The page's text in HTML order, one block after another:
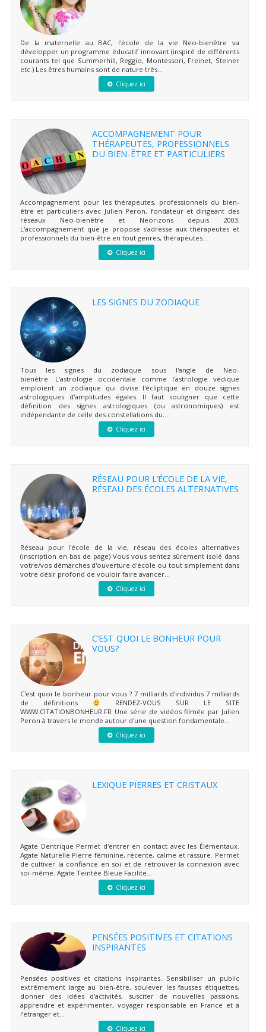
De la maternelle au BAC, l'école de la vie Neo-bienêtre va
développer un programme éducatif innovant (inspiré de différents
courants tel que Summerhill, Reggio, Montessori, Freinet, Steiner
etc.) Les êtres humains sont de nature très...
Cliquez ici
ACCOMPAGNEMENT POUR
THÉRAPEUTES, PROFESSIONNELS
DU BIEN-ÊTRE ET PARTICULIERS
Accompagnement pour les thérapeutes, professionnels du bien-
être et particuliers avec Julien Peron, fondateur et dirigeant des
réseaux Neo-bienêtre et Neorizons depuis 2003.
L'accompagnement que je propose s'adresse aux thérapeutes et
professionnels du bien-être en tout genres, thérapeutes...
Cliquez ici
LES SIGNES DU ZODIAQUE
Tous les signes du zodiaque sous l'angle de Neo-
bienêtre. L'astrologie occidentale comme l'astrologie védique
emploient un zodiaque qui divise l'écliptique en douze signes
astrologiques d'amplitudes égales. Il faut souligner que cette
définition des signes astrologiques (ou astronomiques) est
indépendante de celle des constellations du...
Cliquez ici
RÉSEAU POUR L’ÉCOLE DE LA VIE,
RÉSEAU DES ÉCOLES ALTERNATIVES
Réseau pour l'école de la vie, réseau des écoles alternatives
(inscription en bas de page) Vous vous sentez sûrement isolé dans
votre/vos démarches d'ouverture d'école ou tout simplement dans
votre désir profond de vouloir faire avancer...
Cliquez ici
C’EST QUOI LE BONHEUR POUR
VOUS?
C'est quoi le bonheur pour vous ? 7 milliards d'individus 7 milliards
de définitions
RENDEZ-VOUS SUR LE SITE
WWW.CITATIONBONHEUR.FR Une série de vidéos filmée par Julien
Peron à travers le monde autour d'une question fondamentale...
Cliquez ici
LEXIQUE PIERRES ET CRISTAUX
Agate Dentrique Permet d'entrer en contact avec les Élémentaux.
Agate Naturelle Pierre féminine, récente, calme et rassure. Permet
de cultiver la confiance en soi et de retrouver la connexion avec
soi-même. Agate Teintée Bleue Facilite...
Cliquez ici
PENSÉES POSITIVES ET CITATIONS
INSPIRANTES
Pensées positives et citations inspirantes. Sensibiliser un public
extrêmement large au bien-être, soulever les fausses étiquettes,
donner des idées d’activités, susciter de nouvelles passions,
apprendre et expérimenter, voyager responsable en France et à
l’étranger et...
Cliquez ici